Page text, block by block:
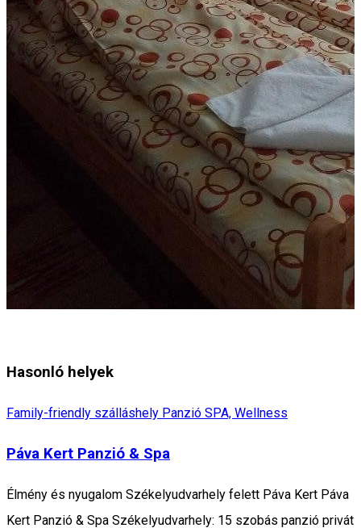
Hasonló helyek
Family-friendly szálláshely Panzió SPA, Wellness
Páva Kert Panzió & Spa
Élmény és nyugalom Székelyudvarhely felett Páva Kert Páva
Kert Panzió & Spa Székelyudvarhely: 15 szobás panzió privát